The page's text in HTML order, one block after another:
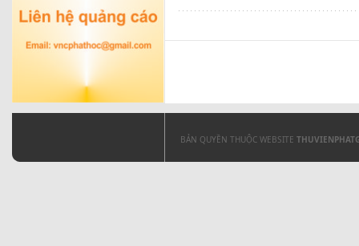
BẢN QUYỀN THUỘC WEBSITE